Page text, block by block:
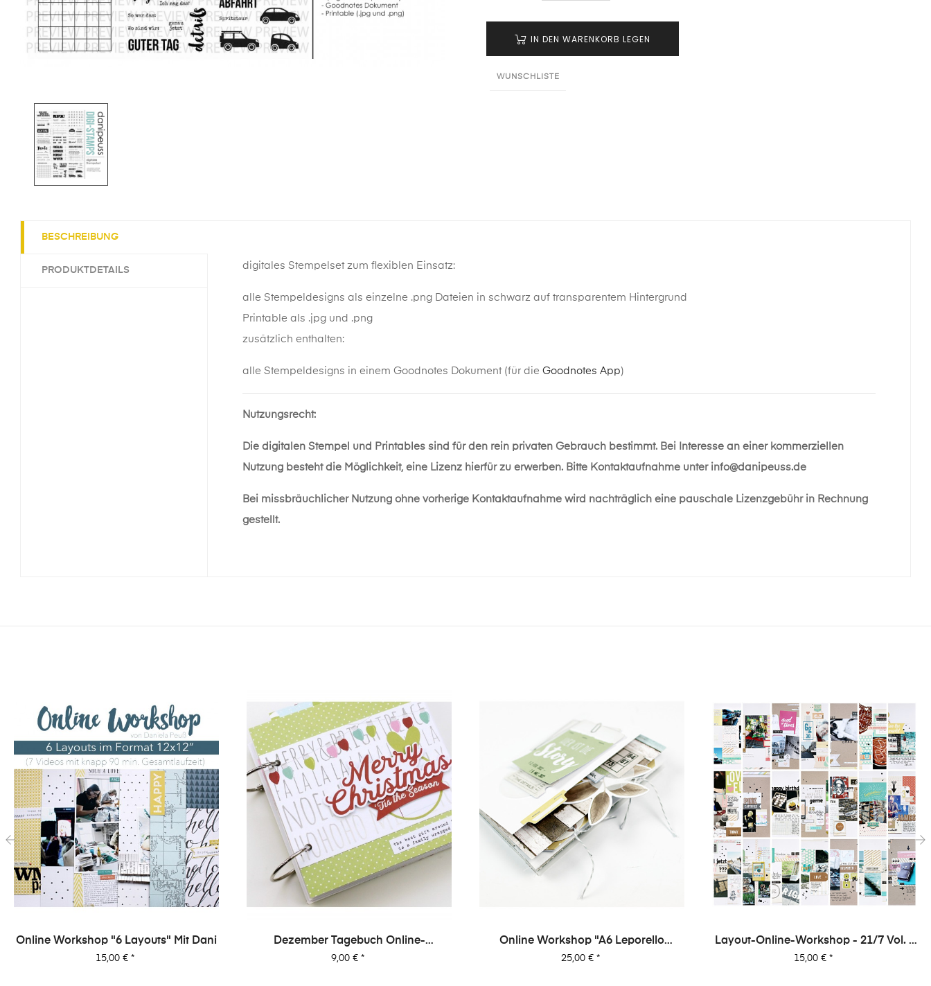
IN DEN WARENKORB LEGEN
WUNSCHLISTE
BESCHREIBUNG
PRODUKTDETAILS digitales Stempelset zum flexiblen Einsatz:
alle Stempeldesigns als einzelne .png Dateien in schwarz auf transparentem Hintergrund
Printable als .jpg und .png
zusätzlich enthalten:
alle Stempeldesigns in einem Goodnotes Dokument (für die Goodnotes App)
Nutzungsrecht:
Die digitalen Stempel und Printables sind für den rein privaten Gebrauch bestimmt. Bei Interesse an einer kommerziellen
Nutzung besteht die Möglichkeit, eine Lizenz hierfür zu erwerben. Bitte Kontaktaufnahme unter info@danipeuss.de
Bei missbräuchlicher Nutzung ohne vorherige Kontaktaufnahme wird nachträglich eine pauschale Lizenzgebühr in Rechnung
gestellt.
Online Workshop "6 Layouts" Mit Dani
Preis
15,00 €*
Dezember Tagebuch Online-
Workshop Von Dani
Preis
9,00 €*
Online Workshop "A6 Leporello
Minialbum"
Preis
25,00 €*
Layout-Online-Workshop - 21/7 Vol. 1
- 21 Layouts Aus 7 Papieren (von Dani)
Preis
15,00 €*